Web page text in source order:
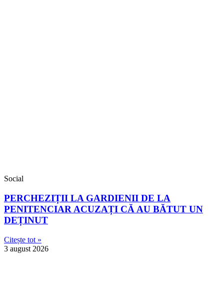
Social
PERCHEZIȚII LA GARDIENII DE LA
PENITENCIAR ACUZAȚI CĂ AU BĂTUT UN
DEȚINUT
Citește tot »
3 august 2026